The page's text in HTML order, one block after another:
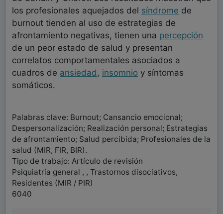
los profesionales aquejados del síndrome de
burnout tienden al uso de estrategias de
afrontamiento negativas, tienen una percepción
de un peor estado de salud y presentan
correlatos comportamentales asociados a
cuadros de ansiedad, insomnio y síntomas
somáticos.
Palabras clave: Burnout; Cansancio emocional;
Despersonalización; Realización personal; Estrategias
de afrontamiento; Salud percibida; Profesionales de la
salud (MIR, FIR, BIR).
Tipo de trabajo: Artículo de revisión
Psiquiatría general , , Trastornos disociativos,
Residentes (MIR / PIR)
6040